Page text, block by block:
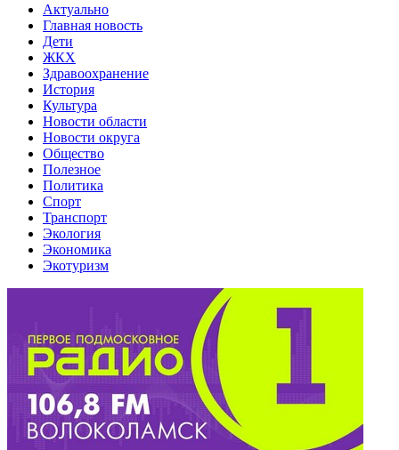
Актуально
Главная новость
Дети
ЖКХ
Здравоохранение
История
Культура
Новости области
Новости округа
Общество
Полезное
Политика
Спорт
Транспорт
Экология
Экономика
Экотуризм